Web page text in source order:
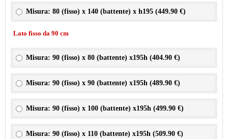
Misura: 80 (fisso) x 140 (battente) x h195 (449.90 €)
Lato fisso da 90 cm
Misura: 90 (fisso) x 80 (battente) x195h (404.90 €)
Misura: 90 (fisso) x 90 (battente) x195h (489.90 €)
Misura: 90 (fisso) x 100 (battente) x195h (499.90 €)
Misura: 90 (fisso) x 110 (battente) x195h (509.90 €)